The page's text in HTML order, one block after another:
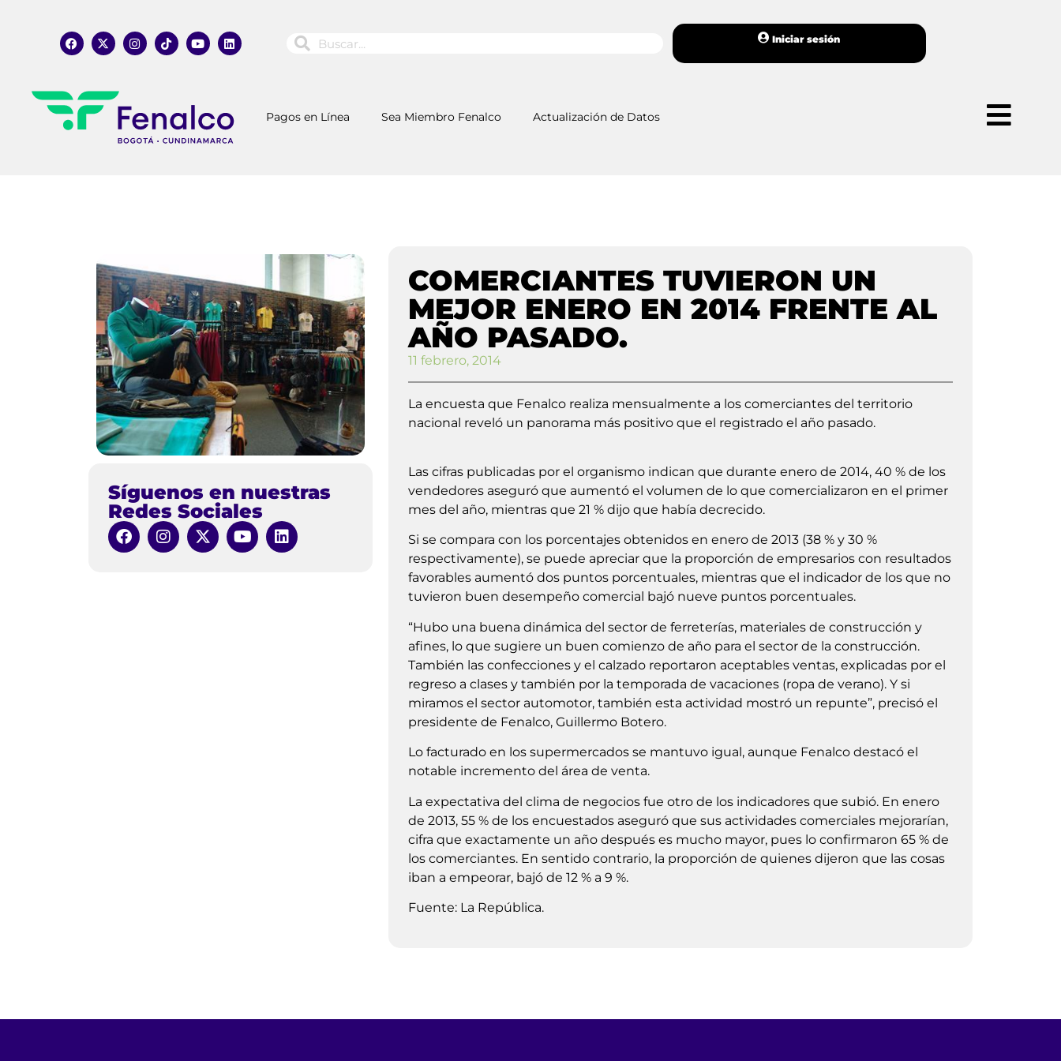
Iniciar sesión
Pagos en Línea Sea Miembro Fenalco Actualización de Datos
Síguenos en nuestras
Redes Sociales
COMERCIANTES TUVIERON UN
MEJOR ENERO EN 2014 FRENTE AL
AÑO PASADO.
11 febrero, 2014
La encuesta que Fenalco realiza mensualmente a los comerciantes del territorio
nacional reveló un panorama más positivo que el registrado el año pasado.
Las cifras publicadas por el organismo indican que durante enero de 2014, 40 % de los
vendedores aseguró que aumentó el volumen de lo que comercializaron en el primer
mes del año, mientras que 21 % dijo que había decrecido.
Si se compara con los porcentajes obtenidos en enero de 2013 (38 % y 30 %
respectivamente), se puede apreciar que la proporción de empresarios con resultados
favorables aumentó dos puntos porcentuales, mientras que el indicador de los que no
tuvieron buen desempeño comercial bajó nueve puntos porcentuales.
“Hubo una buena dinámica del sector de ferreterías, materiales de construcción y
afines, lo que sugiere un buen comienzo de año para el sector de la construcción.
También las confecciones y el calzado reportaron aceptables ventas, explicadas por el
regreso a clases y también por la temporada de vacaciones (ropa de verano). Y si
miramos el sector automotor, también esta actividad mostró un repunte”, precisó el
presidente de Fenalco, Guillermo Botero.
Lo facturado en los supermercados se mantuvo igual, aunque Fenalco destacó el
notable incremento del área de venta.
La expectativa del clima de negocios fue otro de los indicadores que subió. En enero
de 2013, 55 % de los encuestados aseguró que sus actividades comerciales mejorarían,
cifra que exactamente un año después es mucho mayor, pues lo confirmaron 65 % de
los comerciantes. En sentido contrario, la proporción de quienes dijeron que las cosas
iban a empeorar, bajó de 12 % a 9 %.
Fuente: La República.